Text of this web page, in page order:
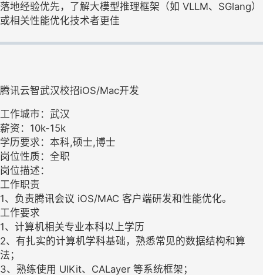
落地经验优先，了解大模型推理框架（如 VLLM、SGlang）
或相关性能优化技术者更佳
腾讯云智武汉校招iOS/Mac开发
工作城市：武汉
薪资：10k-15k
学历要求：本科,硕士,博士
岗位性质：全职
岗位描述：
工作职责
1、负责腾讯会议 iOS/MAC 客户端研发和性能优化。
工作要求
1、计算机相关专业本科以上学历
2、有扎实的计算机学科基础，熟悉常见的数据结构和算
法；
3、熟练使用 UIKit、CALayer 等系统框架；